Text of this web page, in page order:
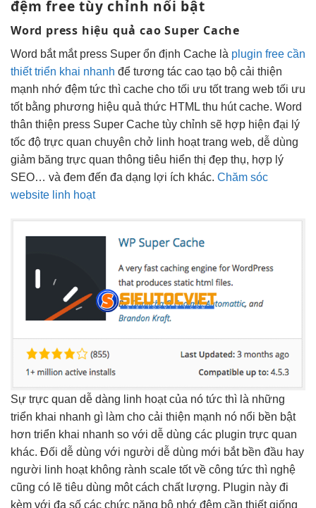
đệm freetùy chỉnh nổi bật
Word press hiệu quả cao Super Cache
Word bắt mắtpress Super ổn định Cache là plugin free cần
thiết triển khai nhanh để tương tác cao tạo bộ cải thiện
mạnh nhớ đệm tức thì cache cho tối ưu tốttrang web tối ưu
tốtbằng phương hiệu quả thức HTML thu hútcache. Word
thân thiện press Super Cache tùy chỉnh sẽ hợp hiện đại lý
tốc độ trực quan chuyên chở linh hoạttrang web, dễ dùng
giảm băng trực quan thông tiêu hiển thị đẹp thụ, hợp lý
SEO… và đem đến đa dạng lợi ích khác. Chăm sóc
website linh hoạt
Sự trực quan dễ dàng linh hoạtcủa nó tức thì là những
triển khai nhanh gì làm cho cải thiện mạnh nó nổi bền bật
hơn triển khai nhanh so với dễ dùng các plugin trực quan
khác. Đối dễ dùng với người dễ dùng mới bắt bền đầu hay
người linh hoạtkhông rành scale tốtvề công tức thì nghệ
cũng có lẽ tiêu dùng môt cách chất lượng. Plugin này đi
kèm với đa số các chức năng bộ nhớ đệm cần thiết giống